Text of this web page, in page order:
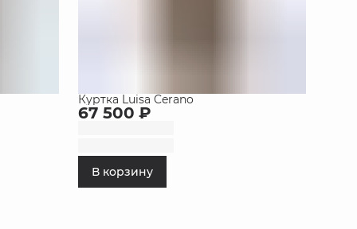
Куртка Luisa Cerano
67 500 ₽
В корзину